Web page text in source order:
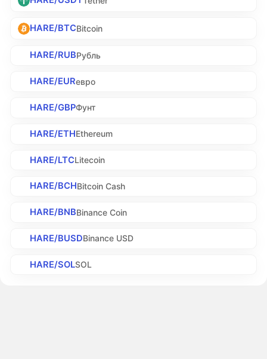
HARE/BTCBitcoin
HARE/RUBРубль
HARE/EURевро
HARE/GBPФунт
HARE/ETHEthereum
HARE/LTCLitecoin
HARE/BCHBitcoin Cash
HARE/BNBBinance Coin
HARE/BUSDBinance USD
HARE/SOLSOL